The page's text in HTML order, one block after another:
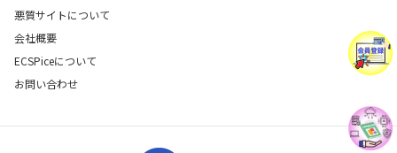
悪質サイトについて
会社概要
ECSPiceについて
お問い合わせ